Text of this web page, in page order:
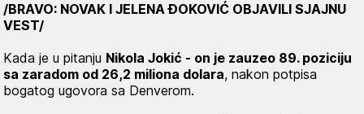
/BRAVO: NOVAK I JELENA ĐOKOVIĆ OBJAVILI SJAJNU
VEST/
Kada je u pitanju Nikola Jokić - on je zauzeo 89. poziciju
sa zaradom od 26,2 miliona dolara, nakon potpisa
bogatog ugovora sa Denverom.